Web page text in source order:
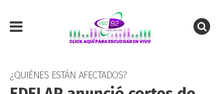
¿QUIÉNES ESTÁN AFECTADOS?